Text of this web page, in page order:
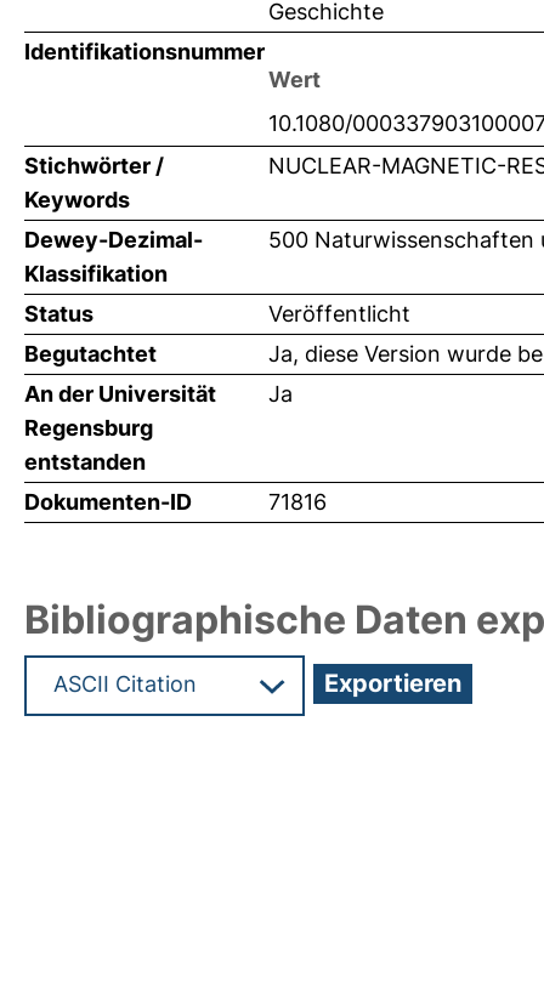
Geschichte
Identifikationsnummer
Wert
10.1080/
Stichwörter /
Keywords
NUCLEAR-MAGNETIC-
Dewey-Dezimal-
Klassifikation
500 Naturwissenschaften
Status
Veröffentlicht
Begutachtet
Ja, diese Version wurde
An der Universität
Regensburg
entstanden
Ja
Dokumenten-ID 71816
Bibliographische Daten